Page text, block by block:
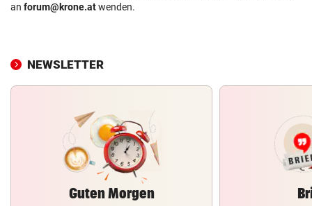
an forum@krone.atwenden.
NEWSLETTER
Guten Morgen